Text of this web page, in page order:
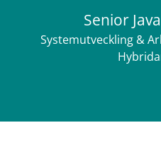
Senior
Systemutveckling &